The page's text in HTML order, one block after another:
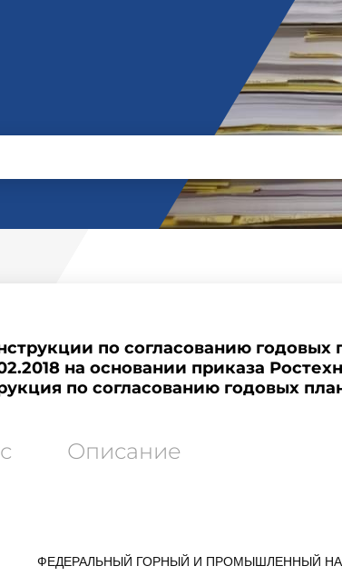
по согласованию годовых
на основании приказа
по согласованию годовых
Описание
ФЕДЕРАЛЬНЫЙ ГОРНЫЙ И ПРОМЫШЛЕННЫЙ